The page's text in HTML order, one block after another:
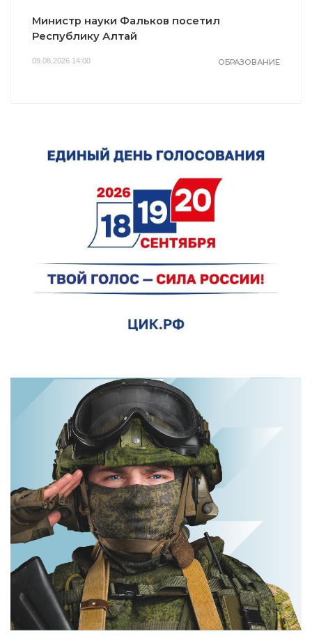
Министр науки Фальков посетил
Республику Алтай
09.08.2026 14:00 ОБРАЗОВАНИЕ